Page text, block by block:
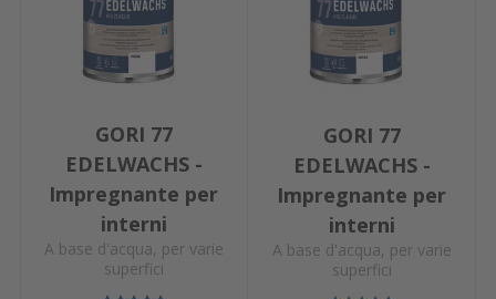
GORI 77
EDELWACHS -
Impregnante per
interni
A base d'acqua, per varie
superfici
GORI 77
EDELWACHS -
Impregnante per
interni
A base d'acqua, per varie
superfici